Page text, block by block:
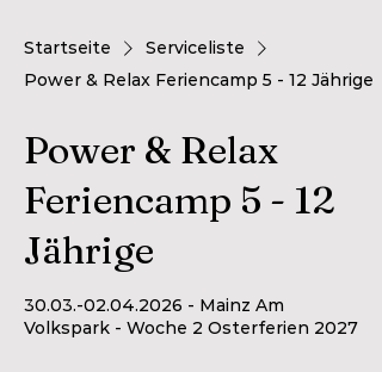
Startseite
Serviceliste
Power & Relax Feriencamp 5 - 12 Jährige
Power & Relax
Feriencamp 5 - 12
Jährige
30.03.-02.04.2026 - Mainz Am
Volkspark - Woche 2 Osterferien 2027